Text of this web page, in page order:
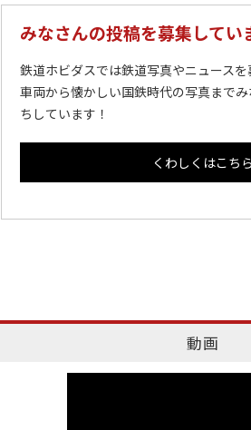
みなさんの投稿を募集してい
鉄道ホビダスでは鉄道写真やニュース
車両から懐かしい国鉄時代の写真まで
ちしています！
くわしくはこちら
動画